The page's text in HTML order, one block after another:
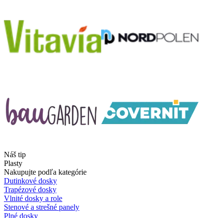
Náš tip
Plasty
Nakupujte podľa kategórie
Dutinkové dosky
Trapézové dosky
Vlnité dosky a role
Stenové a strešné panely
Plné dosky